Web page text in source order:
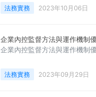
本市場對企業價值的認知。傳
如市PE、PB、PS、PCF 、
業。比如PE法，適用於盈利水
比較穩定的企業，反之企業尚
合於依賴固定資產產生現金流
些輕資產的服務企
法務實務 2023年10月06日
企業內控監督方法與運作機制
企業內控監督方法與運作機制
法務實務 2023年09月29日